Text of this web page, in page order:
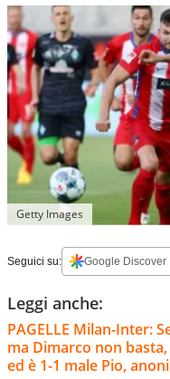
Getty Images
Seguici su: Google Discover
Leggi anche:
PAGELLE Milan-Inter:
ma Dimarco non
ed è 1-1 male Pio,